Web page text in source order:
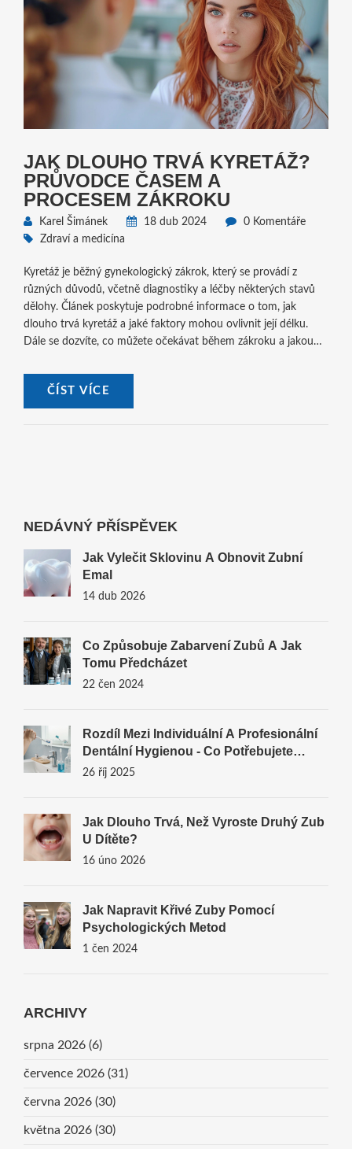
JAK DLOUHO TRVÁ KYRETÁŽ?
PRŮVODCE ČASEM A
PROCESEM ZÁKROKU
Karel Šimánek 18 dub 2024
0 Komentáře
Zdraví a medicína
Kyretáž je běžný gynekologický zákrok, který se provádí z
různých důvodů, včetně diagnostiky a léčby některých stavů
dělohy. Článek poskytuje podrobné informace o tom, jak
dlouho trvá kyretáž a jaké faktory mohou ovlivnit její délku.
Dále se dozvíte, co můžete očekávat během zákroku a jakou
ČÍST VÍCE
NEDÁVNÝ PŘÍSPĚVEK
Jak Vylečit Sklovinu A Obnovit Zubní
Emal
14 dub 2026
Co Způsobuje Zabarvení Zubů A Jak
Tomu Předcházet
22 čen 2024
Rozdíl Mezi Individuální A Profesionální
Dentální Hygienou - Co Potřebujete
Vědět
26 říj 2025
Jak Dlouho Trvá, Než Vyroste Druhý Zub
U Dítěte?
16 úno 2026
Jak Napravit Křivé Zuby Pomocí
Psychologických Metod
1 čen 2024
ARCHIVY
srpna 2026 (6)
července 2026 (31)
června 2026 (30)
května 2026 (30)